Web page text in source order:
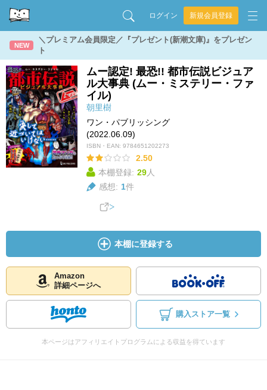
ログイン 新規会員登録
NEW
＼プレミアム会員限定／『プレゼント(新潮文庫)』をプレゼン
ト
ムー認定! 最恐!! 都市伝説ビジュア
ル大事典 (ムー・ミステリー・ファ
イル)
朝里樹
ワン・パブリッシング
(2022.06.09)
ISBN・EAN: 9784651202273
2.50
本棚登録: 29人
感想: 1件
本棚に登録する
Amazon
詳細ページへ
購入ストア一覧
本ページはアフィリエイトプログラムによる収益を得ています